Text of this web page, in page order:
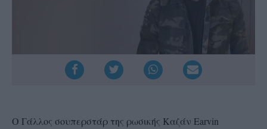
Ο Γάλλος σουπερστάρ της ρωσικής Καζάν Earvin